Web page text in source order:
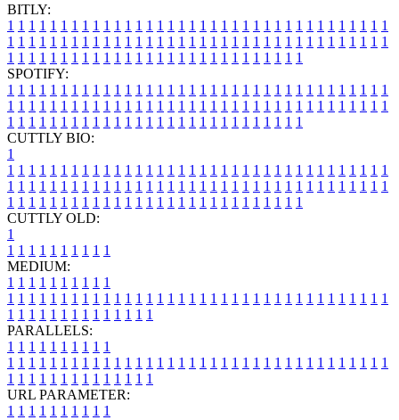
BITLY:
1 1 1 1 1 1 1 1 1 1 1 1 1 1 1 1 1 1 1 1 1 1 1 1 1 1 1 1 1 1 1 1 1 1 1 1
1 1 1 1 1 1 1 1 1 1 1 1 1 1 1 1 1 1 1 1 1 1 1 1 1 1 1 1 1 1 1 1 1 1 1 1
1 1 1 1 1 1 1 1 1 1 1 1 1 1 1 1 1 1 1 1 1 1 1 1 1 1 1 1
SPOTIFY:
1 1 1 1 1 1 1 1 1 1 1 1 1 1 1 1 1 1 1 1 1 1 1 1 1 1 1 1 1 1 1 1 1 1 1 1
1 1 1 1 1 1 1 1 1 1 1 1 1 1 1 1 1 1 1 1 1 1 1 1 1 1 1 1 1 1 1 1 1 1 1 1
1 1 1 1 1 1 1 1 1 1 1 1 1 1 1 1 1 1 1 1 1 1 1 1 1 1 1 1
CUTTLY BIO:
1
1 1 1 1 1 1 1 1 1 1 1 1 1 1 1 1 1 1 1 1 1 1 1 1 1 1 1 1 1 1 1 1 1 1 1 1
1 1 1 1 1 1 1 1 1 1 1 1 1 1 1 1 1 1 1 1 1 1 1 1 1 1 1 1 1 1 1 1 1 1 1 1
1 1 1 1 1 1 1 1 1 1 1 1 1 1 1 1 1 1 1 1 1 1 1 1 1 1 1 1
CUTTLY OLD:
1
1 1 1 1 1 1 1 1 1 1
MEDIUM:
1 1 1 1 1 1 1 1 1 1
1 1 1 1 1 1 1 1 1 1 1 1 1 1 1 1 1 1 1 1 1 1 1 1 1 1 1 1 1 1 1 1 1 1 1 1
1 1 1 1 1 1 1 1 1 1 1 1 1 1
PARALLELS:
1 1 1 1 1 1 1 1 1 1
1 1 1 1 1 1 1 1 1 1 1 1 1 1 1 1 1 1 1 1 1 1 1 1 1 1 1 1 1 1 1 1 1 1 1 1
1 1 1 1 1 1 1 1 1 1 1 1 1 1
URL PARAMETER:
1 1 1 1 1 1 1 1 1 1